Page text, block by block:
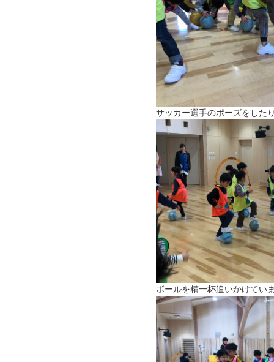
サッカー選手のポーズをした
ボールを精一杯追いかけてい